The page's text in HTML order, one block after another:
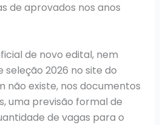
de aprovados nos anos
de novo edital, nem
2026 no site do
não existe, nos documentos
uma previsão formal de
de vagas para o